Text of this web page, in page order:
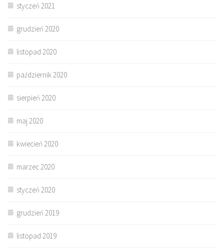
styczeń 2021
grudzień 2020
listopad 2020
październik 2020
sierpień 2020
maj 2020
kwiecień 2020
marzec 2020
styczeń 2020
grudzień 2019
listopad 2019